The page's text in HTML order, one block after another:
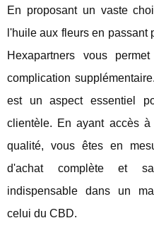
En proposant un vaste
l'huile aux fleurs en passant
Hexapartners vous
complication
est un aspect essentiel
clientèle. En ayant accès
qualité, vous êtes en
d'achat complète et
indispensable dans un
celui du CBD.